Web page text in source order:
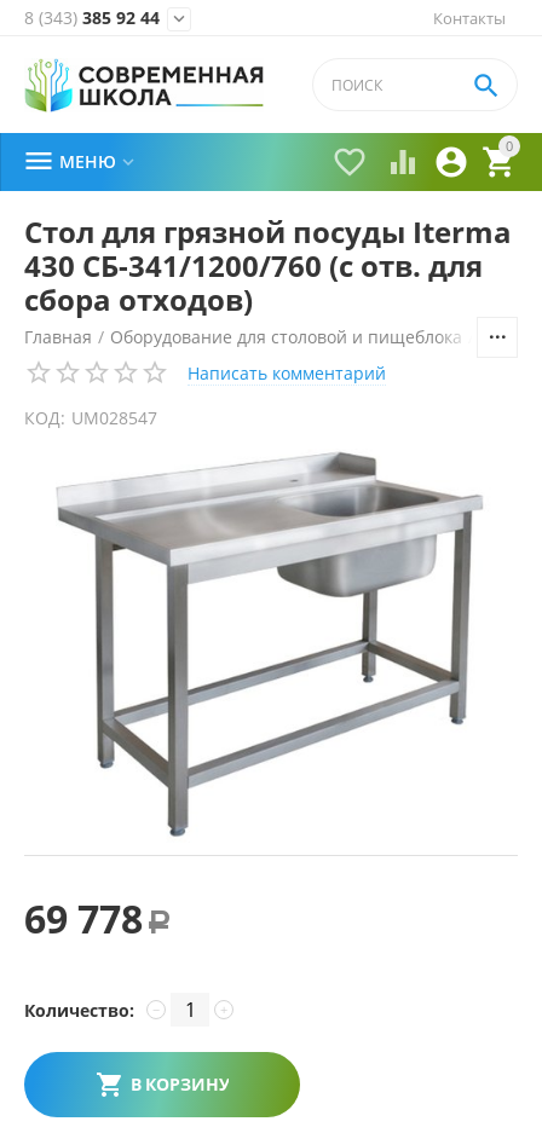
Контакты
8 (343) 385 92 44 
0


 

 МЕНЮ 
Стол для грязной посуды Iterma
430 СБ-341/1200/760 (с отв. для
сбора отходов)
Главная / Оборудование для столовой и пищеблока
Написать комментарий
КОД: UM028547
69 778 Р
Количество: +
−
В КОРЗИНУ